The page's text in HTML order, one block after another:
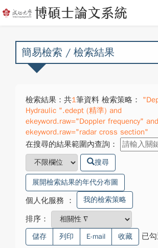
簡易檢索 / 檢索結果
檢索結果：共1筆資料 檢索策略：
Hydraulic ".edept (精準) and
ekeyword.raw="Doppler frequency" and
ekeyword.raw="radar cross section"
在搜尋的結果範圍內查詢：
搜尋
展開檢索結果的年代分布圖
個人化服務 ： 我的檢索策略
排序：
儲存 列印 E-mail 收藏 已